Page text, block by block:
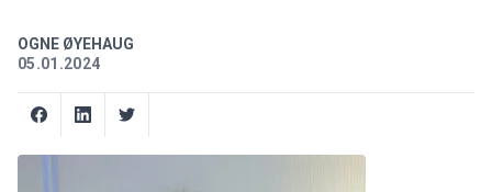
OGNE ØYEHAUG
05.01.2024